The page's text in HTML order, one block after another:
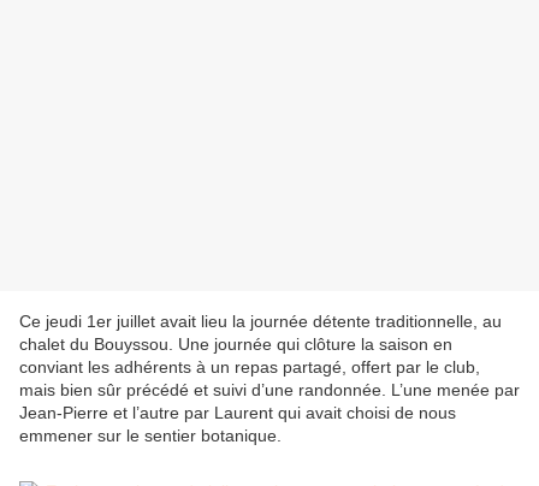
Ce jeudi 1er juillet avait lieu la journée détente traditionnelle, au
chalet du Bouyssou. Une journée qui clôture la saison en
conviant les adhérents à un repas partagé, offert par le club,
mais bien sûr précédé et suivi d’une randonnée. L’une menée par
Jean-Pierre et l’autre par Laurent qui avait choisi de nous
emmener sur le sentier botanique.